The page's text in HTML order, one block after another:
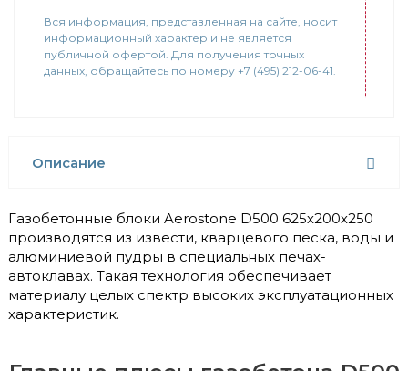
Вся информация, представленная на сайте, носит
информационный характер и не является
публичной офертой. Для получения точных
данных, обращайтесь по номеру +7 (495) 212-06-41.
Описание
Газобетонные блоки Aerostone D500 625х200х250
производятся из извести, кварцевого песка, воды и
алюминиевой пудры в специальных печах-
автоклавах. Такая технология обеспечивает
материалу целых спектр высоких эксплуатационных
характеристик.